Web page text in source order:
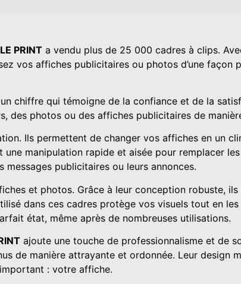
BUREAU
Carnet autocopiant
Papier en-tête classique
Pantone®
Enveloppe à bulles
Enveloppe recyclée
POCHETTES À
RABATS
Chemise à rabat
Classeur
Conférencier
PRINT a vendu plus de 25 000 cadres à clips.
vos affiches publicitaires ou photos d’une façon
chiffre qui témoigne de la confiance et de la
photos ou des affiches publicitaires de
Ils permettent de changer vos affiches en un
manipulation rapide et aisée pour remplacer
publicitaires ou leurs annonces.
et photos. Grâce à leur conception robuste,
dans ces cadres protège vos visuels tout en
état, même après de nombreuses utilisations.
ajoute une touche de professionnalisme et de
de manière attrayante et ordonnée. Leur design
: votre affiche.